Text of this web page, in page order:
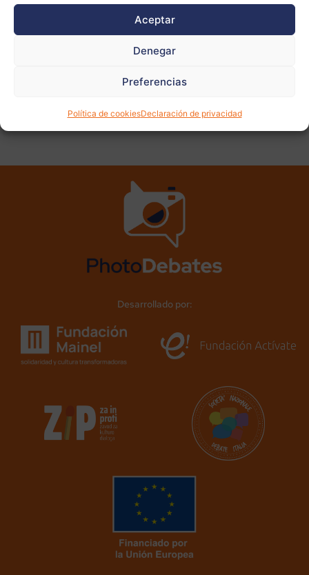
Aceptar
Denegar
Preferencias
Política de cookiesDeclaración de privacidad
Ver
fotos
ANTERIOR SIGUIENTE
Desarrollado por: